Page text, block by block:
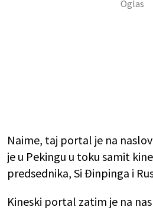
Naime, taj portal je na
je u Pekingu u toku samit
predsednika, Si Đinpinga i
Kineski portal zatim je na